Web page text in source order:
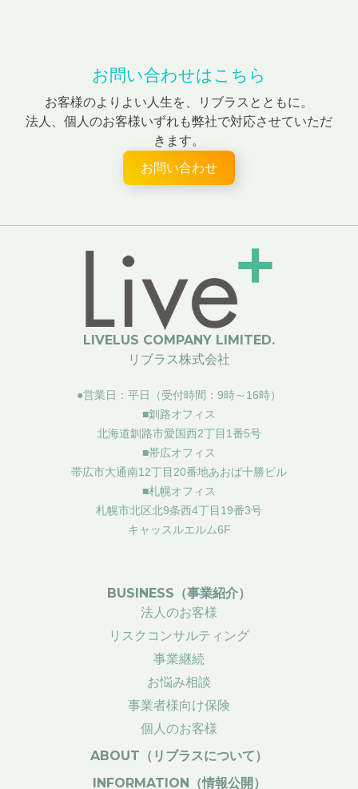
お問い合わせはこちら
お客様のよりよい人生を、リブラスとともに。
法人、個人のお客様いずれも弊社で対応させていただ
きます。
お問い合わせ
LIVELUS COMPANY LIMITED.
リブラス株式会社
●営業日：平日（受付時間：9時～16時）
■釧路オフィス
北海道釧路市愛国西2丁目1番5号
■帯広オフィス
帯広市大通南12丁目20番地あおば十勝ビル
■札幌オフィス
札幌市北区北9条西4丁目19番3号
キャッスルエルム6F
BUSINESS（事業紹介）
法人のお客様
リスクコンサルティング
事業継続
お悩み相談
事業者様向け保険
個人のお客様
ABOUT（リブラスについて）
INFORMATION（情報公開）